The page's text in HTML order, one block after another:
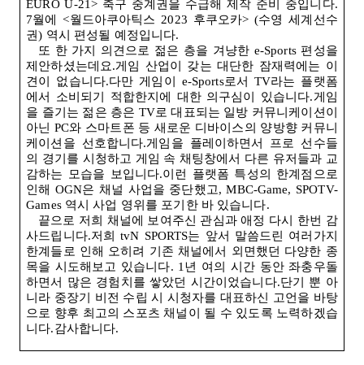
EURO U-21> 축구 중계권을 수급해 제작 준비 중입니다.
7월에 <월드아쿠아틱스 2023 후쿠오카> (수영 세계선수
권) 역시 편성될 예정입니다.
또 한 가지 의견으로 젊은 층을 겨냥한 e-Sports 편성을
제안하셨는데요.게임 산업이 갖는 대단한 잠재력에는 이
견이 없습니다.다만 게임이
e-Sports로서 TV라는 플랫폼
에서 소비되기 적합한지에 대한 의구심이 있습니다.게임
을 즐기는 젊은 층은 TV로 대표되는 일방 커뮤니케이션이
아닌 PC와 스마트폰 등 새로운 디바이스의 양방향 커뮤니
케이션을 선호합니다.게임을 플레이하면서 프로 선수들
의 경기를 시청하고 게임 속 채팅창에서 다른 유저들과 교
감하는 모습을 보입니다.이런 플랫폼 특성의 한계점으로
인해 OGN은 채널 사업을 중단했고, MBC-Game, SPOTV-
Games 역시 사업 영위를 포기한 바 있습니다.
끝으로 저희 채널에 보여주신 관심과 애정 다시 한번 감
사드립니다.저희
tvN SPORTS는 앞서 말씀드린 여러가지
한계들로 인해 오히려 기존 채널에서 외면했던 다양한 종
목을 시도해보고 있습니다. 1 년 여의 시간 동안 좌충우돌
하면서 많은 경험치를 쌓았던 시간이었습니다.단기 뿐 아
니라 중장기 비전 수립 시 시청자를 대표하신 고언을 바탕
으로 향후 최고의 스포츠 채널이 될 수 있도록 노력하겠습
니다.감사합니다.